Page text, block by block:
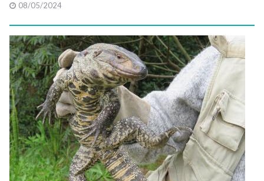
08/05/2024